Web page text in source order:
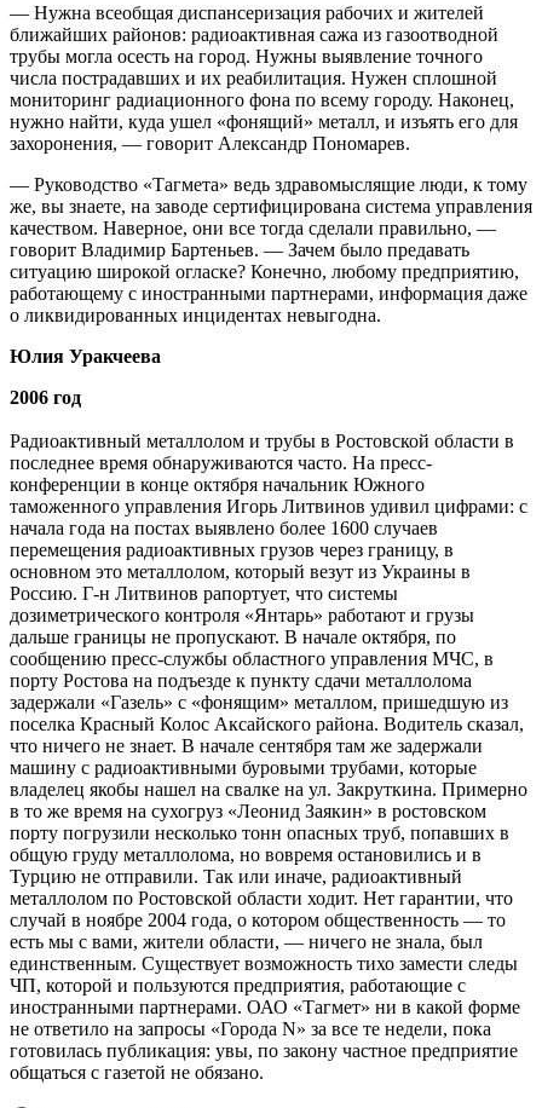
— Нужна всеобщая диспансеризация рабочих и жителей
ближайших районов: радиоактивная сажа из газоотводной
трубы могла осесть на город. Нужны выявление точного
числа пострадавших и их реабилитация. Нужен сплошной
мониторинг радиационного фона по всему городу. Наконец,
нужно найти, куда ушел «фонящий» металл, и изъять его для
захоронения, — говорит Александр Пономарев.
— Руководство «Тагмета» ведь здравомыслящие люди, к тому
же, вы знаете, на заводе сертифицирована система управления
качеством. Наверное, они все тогда сделали правильно, —
говорит Владимир Бартеньев. — Зачем было предавать
ситуацию широкой огласке? Конечно, любому предприятию,
работающему с ино­странными партнерами, информация даже
о ликвидированных инцидентах невыгодна.
Юлия Уракчеева
2006 год
Радиоактивный металлолом и трубы в Ростовской области в
последнее время обнаруживаются часто. На пресс-
конференции в конце октября начальник Южного
таможенного управления Игорь Литвинов удивил цифрами: с
начала года на постах выявлено более 1600 случаев
перемещения радиоактивных грузов через границу, в
основном это металлолом, который везут из Украины в
Россию. Г-н Литвинов рапортует, что системы
дозиметрического контроля «Янтарь» работают и грузы
дальше границы не пропускают. В начале октября, по
сообщению пресс-службы областного управления МЧС, в
порту Ростова на подъезде к пункту сдачи металлолома
задержали «Газель» с «фонящим» металлом, пришедшую из
поселка Красный Колос Аксайского района. Водитель сказал,
что ничего не знает. В начале сентября там же задержали
машину с радиоактивными буровыми трубами, которые
владелец якобы нашел на свалке на ул. Закруткина. Примерно
в то же время на сухогруз «Леонид Заякин» в рос­товском
порту погрузили несколько тонн опасных труб, попавших в
общую груду металлолома, но вовремя остановились и в
Турцию не отправили. Так или иначе, радиоактивный
металлолом по Ростовской области ходит. Нет гарантии, что
случай в ноябре 2004 года, о котором общественность — то
есть мы с вами, жители области, — ничего не знала, был
единственным. Существует возможность тихо замести следы
ЧП, которой и пользуются предприятия, работающие с
иностранными партнерами. ОАО «Тагмет» ни в какой форме
не ответило на запросы «Города N» за все те недели, пока
готовилась публикация: увы, по закону частное предприятие
общаться с газетой не обязано.